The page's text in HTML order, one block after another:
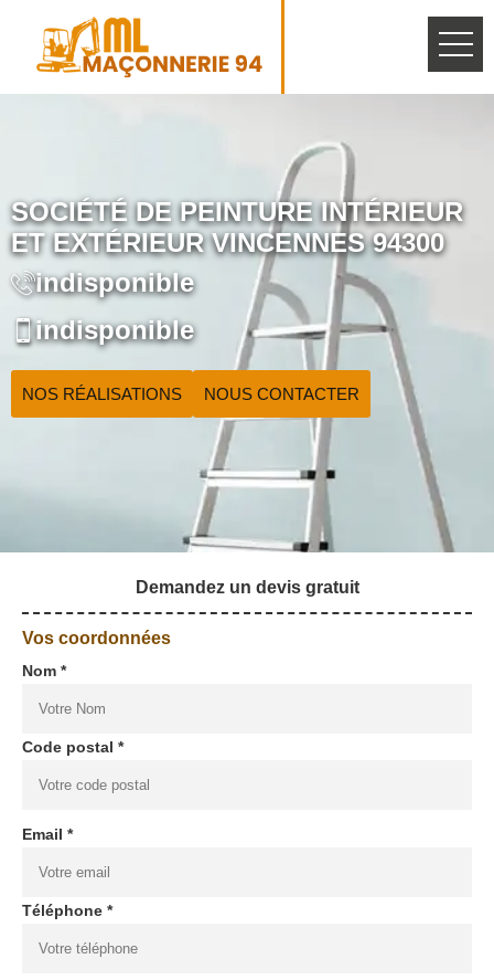
SOCIÉTÉ DE PEINTURE INTÉRIEUR
ET EXTÉRIEUR VINCENNES 94300
indisponible
indisponible
NOS RÉALISATIONS NOUS CONTACTER
Demandez un devis gratuit
Vos coordonnées
Nom *
Code postal *
Email *
Téléphone *